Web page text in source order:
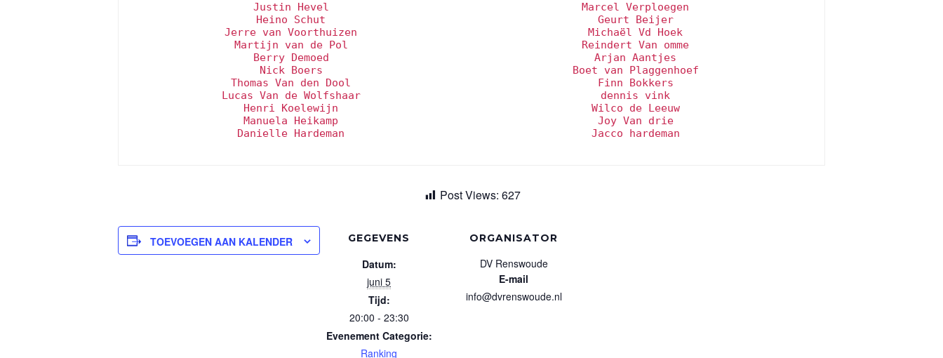
Justin Hevel
Heino Schut
Jerre van Voorthuizen
Martijn van de Pol
Berry Demoed
Nick Boers
Thomas Van den Dool
Lucas Van de Wolfshaar
Henri Koelewijn
Manuela Heikamp
Danielle Hardeman
Marcel Verploegen
Geurt Beijer
Michaël Vd Hoek
Reindert Van omme
Arjan Aantjes
Boet van Plaggenhoef
Finn Bokkers
dennis vink
Wilco de Leeuw
Joy Van drie
Jacco hardeman
Post Views: 627
TOEVOEGEN AAN KALENDER GEGEVENS
Datum:
juni 5
Tijd:
20:00 - 23:30
Evenement Categorie:
Ranking
ORGANISATOR
DV Renswoude
E-mail
info@dvrenswoude.nl